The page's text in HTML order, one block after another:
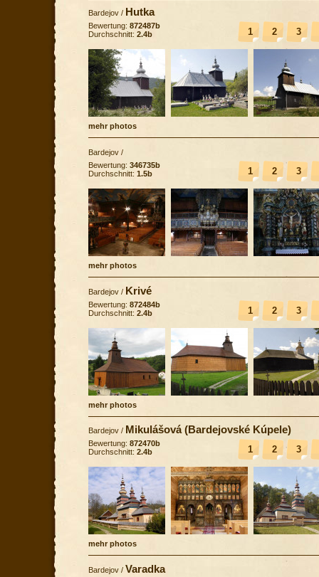
Bardejov / Hutka
1 2 3
Bewertung: 872487b
Durchschnitt: 2.4b
mehr photos
Bardejov /
1 2 3
Bewertung: 346735b
Durchschnitt: 1.5b
mehr photos
Bardejov / Krivé
1 2 3
Bewertung: 872484b
Durchschnitt: 2.4b
mehr photos
Bardejov / Mikulášová (Bardejovské Kúpele)
1 2 3
Bewertung: 872470b
Durchschnitt: 2.4b
mehr photos
Bardejov / Varadka